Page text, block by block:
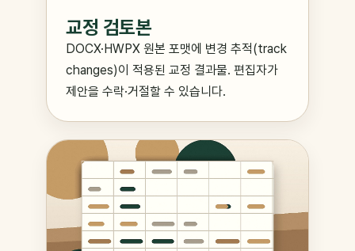
교정 검토본
DOCX·HWPX 원본 포맷에 변경 추적(track
changes)이 적용된 교정 결과물. 편집자가
제안을 수락·거절할 수 있습니다.